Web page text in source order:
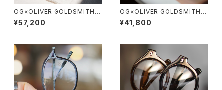
OG×OLIVER GOLDSMITH /
オージーバイオリバーゴールド
スミス OLIVER Ⅰ -T 2026ss
¥57,200
OG×OLIVER GOLDSMITH /
オージーバイオリバーゴールド
スミス LYS X 10周年記念
¥41,800